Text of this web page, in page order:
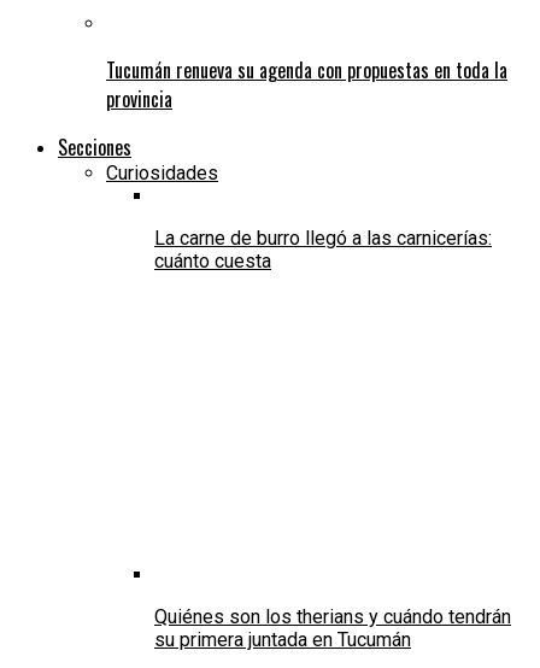
Tucumán renueva su agenda con propuestas en toda la
provincia
Secciones
Curiosidades
La carne de burro llegó a las carnicerías:
cuánto cuesta
Quiénes son los therians y cuándo tendrán
su primera juntada en Tucumán